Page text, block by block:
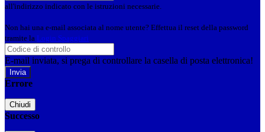
all'indirizzo indicato con le istruzioni necessarie.
Non hai una e-mail associata al nome utente? Effettua il reset della password
tramite la Login Spaggiari
E-mail inviata, si prega di controllare la casella di posta elettronica!
Errore
Chiudi
Successo